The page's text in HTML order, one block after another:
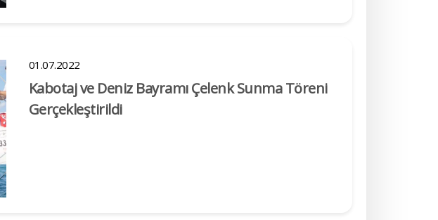
01.07.2022
Kabotaj ve Deniz Bayramı Çelenk Sunma Töreni
Gerçekleştirildi